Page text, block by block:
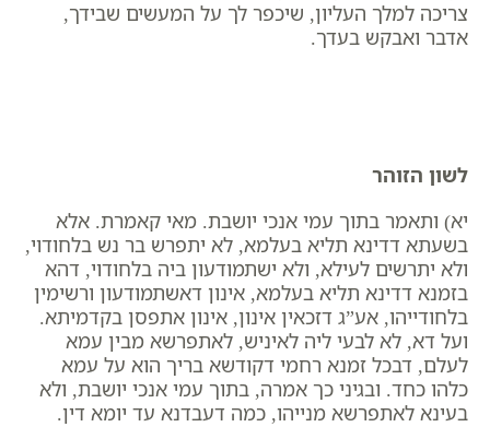
צריכה למלך העליון, שיכפר לך על המעשים שבידך,
אדבר ואבקש בעדך.
לשון הזוהר
יא) ותאמר בתוך עמי אנכי יושבת. מאי קאמרת. אלא
בשעתא דדינא תליא בעלמא, לא יתפרש בר נש בלחודוי,
ולא יתרשים לעילא, ולא ישתמודעון ביה בלחודוי, דהא
בזמנא דדינא תליא בעלמא, אינון דאשתמודעון ורשימין
בלחודייהו, אע”ג דזכאין אינון, אינון אתפסן בקדמיתא.
ועל דא, לא לבעי ליה לאיניש, לאתפרשא מבין עמא
לעלם, דבכל זמנא רחמי דקודשא בריך הוא על עמא
כלהו כחד. ובגיני כך אמרה, בתוך עמי אנכי יושבת, ולא
בעינא לאתפרשא מנייהו, כמה דעבדנא עד יומא דין.